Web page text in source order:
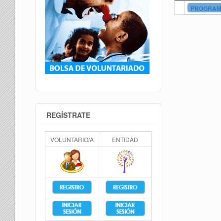
REGÍSTRATE
VOLUNTARIO/A ENTIDAD